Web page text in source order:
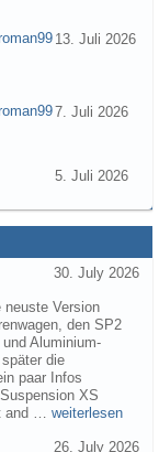
13. Juli 2026
7. Juli 2026
5. Juli 2026
30. July 2026
neuste Version
den SP2
Aluminium-
die
paar Infos
XS
and … weiterlesen
26. July 2026